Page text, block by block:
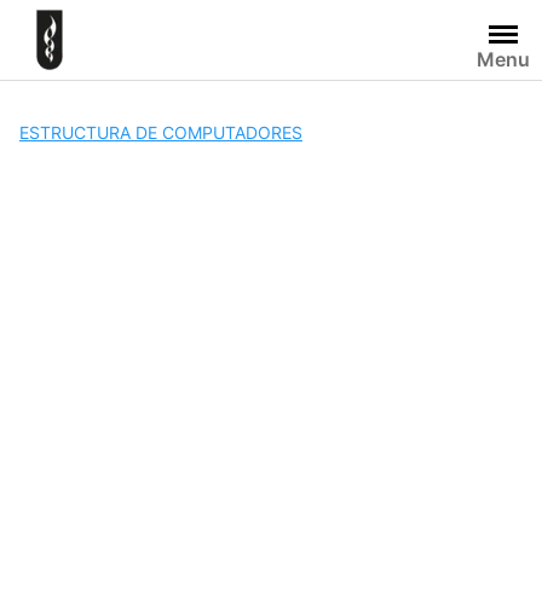
Skip
content
Menu
ESTRUCTURA DE COMPUTADORES